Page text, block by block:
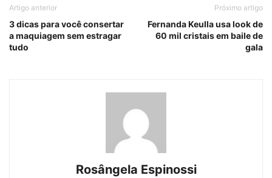
Artigo anterior
3 dicas para você consertar
a maquiagem sem estragar
tudo
Próximo artigo
Fernanda Keulla usa look de
60 mil cristais em baile de
gala
Rosângela Espinossi